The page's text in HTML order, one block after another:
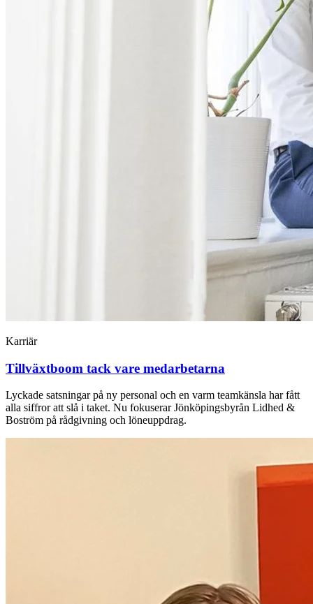
Karriär
Tillväxtboom tack vare medarbetarna
Lyckade satsningar på ny personal och en varm teamkänsla har fått
alla siffror att slå i taket. Nu fokuserar Jönköpingsbyrån Lidhed &
Boström på rådgivning och löneuppdrag.